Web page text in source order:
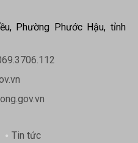
Phường Phước Hậu, tỉnh
Tin tức